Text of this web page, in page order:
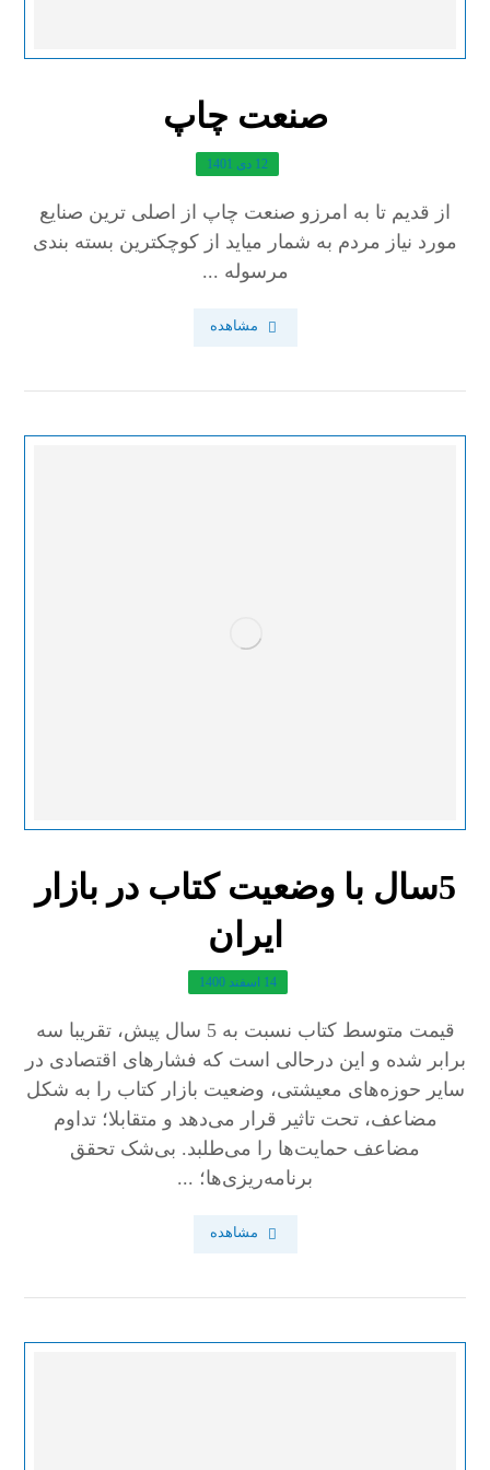
صنعت چاپ
12 دی 1401
از قدیم تا به امرزو صنعت چاپ از اصلی ترین صنایع
مورد نیاز مردم به شمار میاید از کوچکترین بسته بندی
مرسوله ...
مشاهده
5سال با وضعیت کتاب در بازار
ایران
14 اسفند 1400
قیمت متوسط کتاب نسبت به 5 سال پیش، تقریبا سه
برابر شده و این درحالی است که فشارهای اقتصادی در
سایر حوزه‌های معیشتی، وضعیت بازار کتاب را به شکل
مضاعف، تحت تاثیر قرار می‌دهد و متقابلا؛ تداوم
مضاعف حمایت‌ها را می‌طلبد. بی‌شک تحقق
برنامه‌ریزی‌ها؛ ...
مشاهده